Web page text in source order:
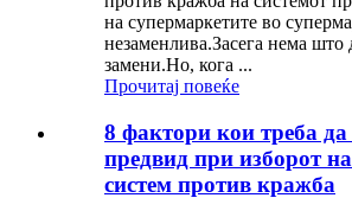
на супермаркетите во
незаменлива.Засега нема што
замени.Но, кога ...
Прочитај повеќе
8 фактори кои треба да
предвид при изборот
систем против кражба